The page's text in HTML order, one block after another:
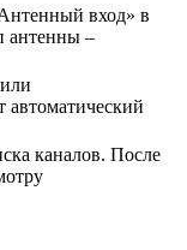
вход» в
антенны –
автоматический
каналов. После